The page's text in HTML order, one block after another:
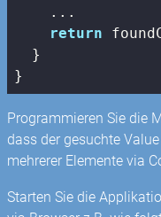
    ...
return
  }
}
Programmieren Sie die
dass der gesuchte
mehrerer Elemente via
Starten Sie die